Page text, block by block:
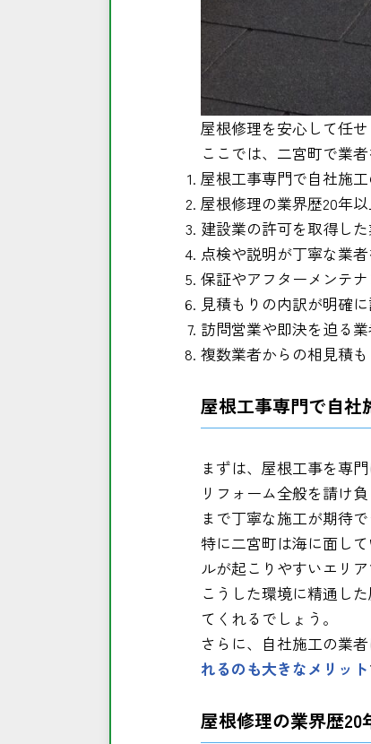
屋根修理を安心して任
ここでは、二宮町で業
屋根工事専門で自社施
屋根修理の業界歴20年
建設業の許可を取得し
点検や説明が丁寧な業
保証やアフターメンテ
見積もりの内訳が明確
訪問営業や即決を迫る
複数業者からの相見積
屋根工事専門で自社
まずは、屋根工事を専門
リフォーム全般を請け
まで丁寧な施工が期待で
特に二宮町は海に面し
ルが起こりやすいエリア
こうした環境に精通し
てくれるでしょう。
さらに、自社施工の業
れるのも大きなメリット
屋根修理の業界歴